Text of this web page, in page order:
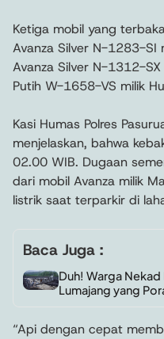
Ketiga mobil yang
Avanza Silver N-1283-SI
Avanza Silver N-1312-
Putih W-1658-VS milik
Kasi Humas Polres
menjelaskan, bahwa
02.00 WIB. Dugaan
dari mobil Avanza milik
listrik saat terparkir di
Baca Juga :
Duh! Warga
Lumajang yang
“Api dengan cepat